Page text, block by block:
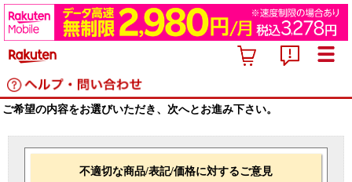
ご希望の内容をお選びいただき、次へとお進み下さい。
不適切な商品/表記/価格に対するご意見